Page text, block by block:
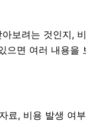
보려는 것인지,
면 여러 내용을
, 비용 발생 여